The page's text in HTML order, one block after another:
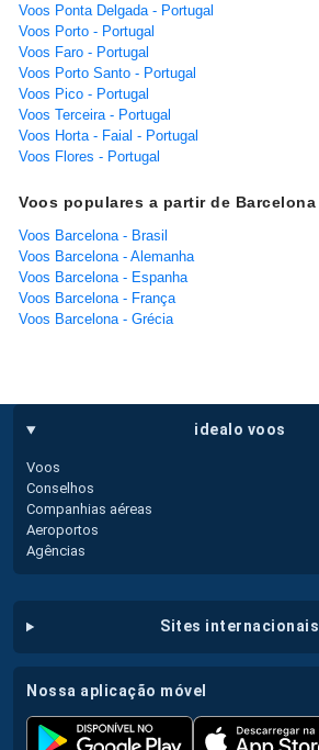
Voos Ponta Delgada - Portugal
Voos Porto - Portugal
Voos Faro - Portugal
Voos Porto Santo - Portugal
Voos Pico - Portugal
Voos Terceira - Portugal
Voos Horta - Faial - Portugal
Voos Flores - Portugal
Voos populares a partir de Barcelona
Voos Barcelona - Brasil
Voos Barcelona - Alemanha
Voos Barcelona - Espanha
Voos Barcelona - França
Voos Barcelona - Grécia
idealo voos
Voos
Conselhos
Companhias aéreas
Aeroportos
Agências
sites internacionais
nossa aplicação móvel